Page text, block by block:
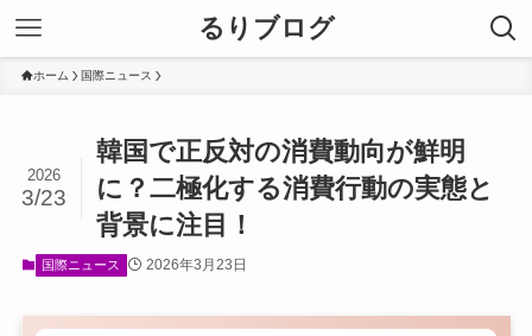
るりブログ
ホーム 国際ニュース
韓国で正反対の消費動向が鮮明
に？二極化する消費行動の実態と
背景に注目！
2026
3/23
国際ニュース 2026年3月23日